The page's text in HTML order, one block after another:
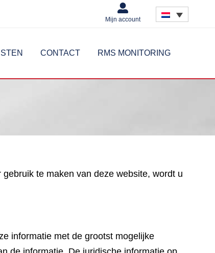
Mijn account
CONTACT RMS MONITORING
te maken van deze website, wordt u
informatie met de grootst mogelijke